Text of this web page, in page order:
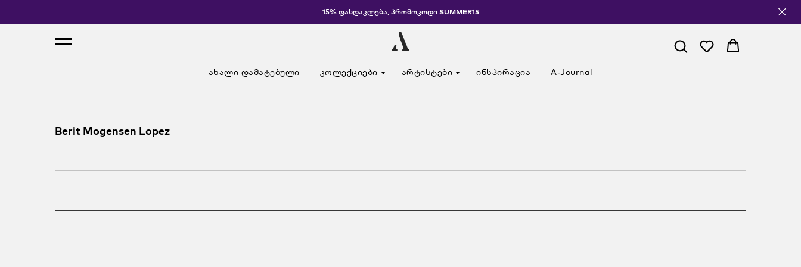
15% ფასდაკლება, პრომოკოდი SUMMER15
ახალი დამატებული კოლექციები არტისტები ინსპირაცია A-Journal
Berit Mogensen Lopez